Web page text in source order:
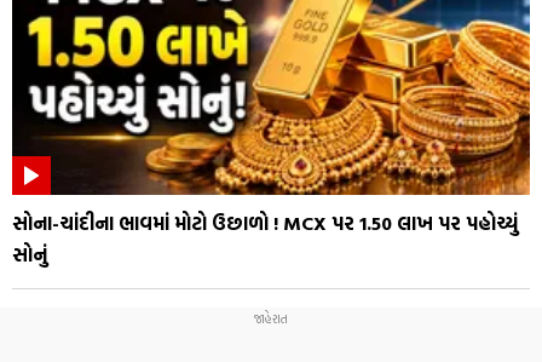
સોના-ચાંદીના ભાવમાં મોટો ઉછાળો ! MCX પર ₹1.50 લાખ પર પહોચ્યું
સોનું